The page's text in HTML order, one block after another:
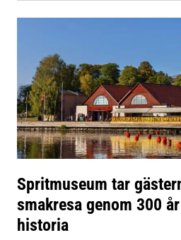
Spritmuseum tar
smakresa genom 300
historia